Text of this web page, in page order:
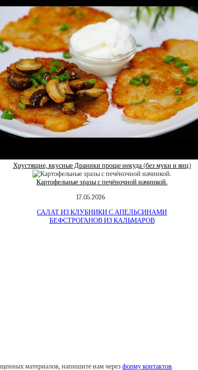
Хрустящие, вкусные Драники проще некуда (без муки и яиц)
Картофельные зразы с печёночной начинкой.
17.05.2026
САЛАТ ИЗ КЛУБНИКИ С АПЕЛЬСИНАМИ
БЕФСТРОГАНОВ ИЗ КАЛЬМАРОВ
материалов, напишите нам через форму контактов.